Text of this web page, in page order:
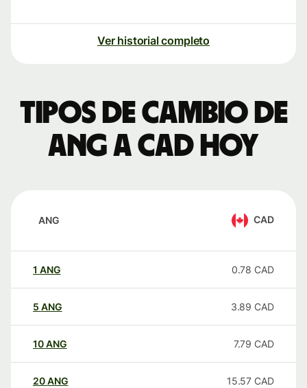
Ver historial completo
Tipos de cambio de
ANG a CAD hoy
ANG CAD
1 ANG 0.78 CAD
5 ANG 3.89 CAD
10ANG 7.79 CAD
20ANG 15.57 CAD